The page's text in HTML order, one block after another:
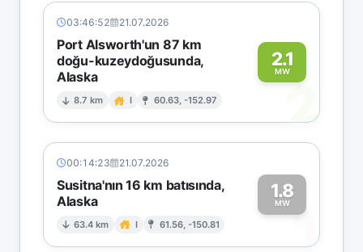
03:46:52 21.07.2026
Port Alsworth'un 87 km
doğu-kuzeydoğusunda,
Alaska
8.7 km I 60.63, -152.97
2.1
MW
2
00:14:23 21.07.2026
Susitna'nın 16 km batısında,
Alaska
63.4 km I 61.56, -150.81
1.8
MW1